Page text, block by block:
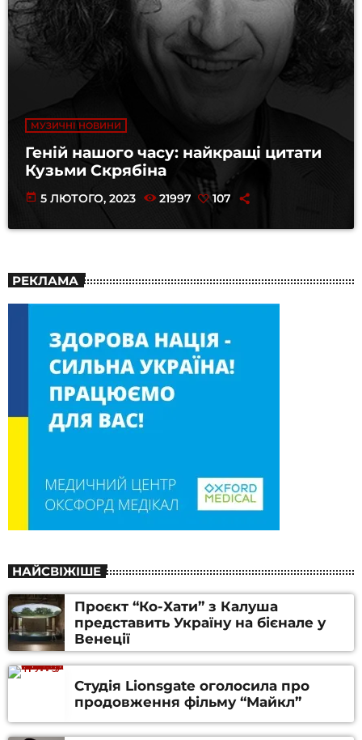
МУЗИЧНІ НОВИНИ
Геній нашого часу: найкращі цитати
Кузьми Скрябіна
today 5 ЛЮТОГО, 2023 21997 107
РЕКЛАМА
НАЙСВІЖІШЕ
Проєкт “Ко-Хати” з Калуша
представить Україну на бієнале у
Венеції
Студія Lionsgate оголосила про
продовження фільму “Майкл”